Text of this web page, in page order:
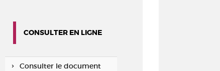
CONSULTER EN LIGNE
Consulter le document